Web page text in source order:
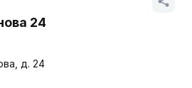
24
д. 24